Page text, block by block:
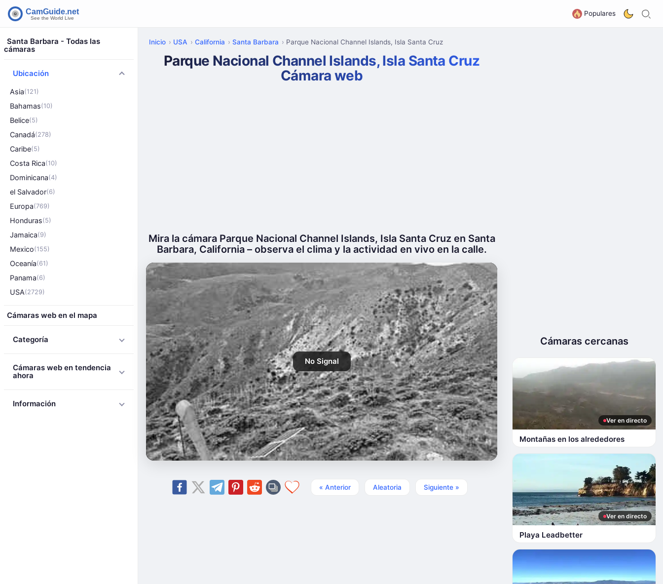
Populares
Santa Barbara - Todas las
cámaras
Ubicación
Asia(121)
Bahamas(10)
Belice(5)
Canadá(278)
Caribe(5)
Costa Rica(10)
Dominicana(4)
el Salvador(6)
Europa(769)
Honduras(5)
Jamaica(9)
Mexico(155)
Oceanía(61)
Panama(6)
USA(2729)
Cámaras web en el mapa
Categoría
Cámaras web en tendencia
ahora
Información
Inicio USA California Santa Barbara Parque Nacional Channel Islands, Isla Santa Cruz
Parque Nacional Channel Islands, Isla Santa Cruz
Cámara web
Mira la cámara Parque Nacional Channel Islands, Isla Santa Cruz en Santa
Barbara, California – observa el clima y la actividad en vivo en la calle.
No Signal
« Anterior Aleatoria Siguiente »
Cámaras cercanas
Ver en directo
Montañas en los alrededores
Ver en directo
Playa Leadbetter